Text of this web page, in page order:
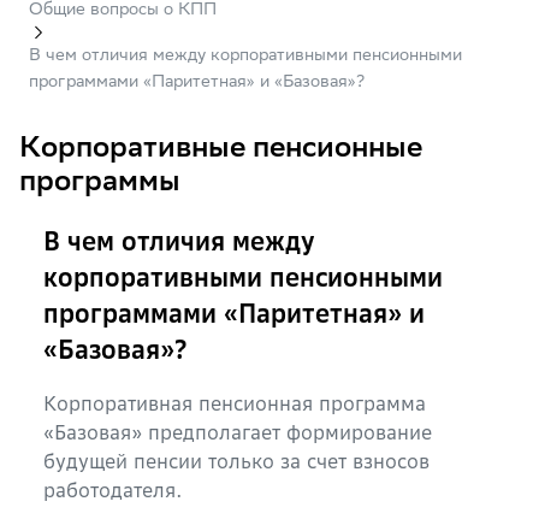
Общие вопросы о КПП
В чем отличия между корпоративными пенсионными
программами «Паритетная» и «Базовая»?
Корпоративные пенсионные
программы
В чем отличия между
корпоративными пенсионными
программами «Паритетная» и
«Базовая»?
Корпоративная пенсионная программа
«Базовая» предполагает формирование
будущей пенсии только за счет взносов
работодателя.